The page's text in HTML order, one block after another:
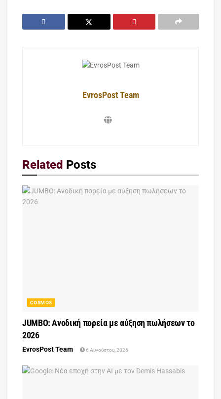
EvrosPost Team
Related Posts
COSMOS
JUMBO: Ανοδική πορεία με αύξηση πωλήσεων το
2026
EvrosPost Team 6 Αυγούστου, 2026